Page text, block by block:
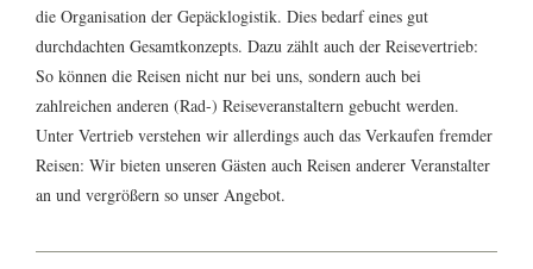
die Organisation der Gepäcklogistik. Dies bedarf eines gut
durchdachten Gesamtkonzepts. Dazu zählt auch der Reisevertrieb:
So können die Reisen nicht nur bei uns, sondern auch bei
zahlreichen anderen (Rad-) Reiseveranstaltern gebucht werden.
Unter Vertrieb verstehen wir allerdings auch das Verkaufen fremder
Reisen: Wir bieten unseren Gästen auch Reisen anderer Veranstalter
an und vergrößern so unser Angebot.